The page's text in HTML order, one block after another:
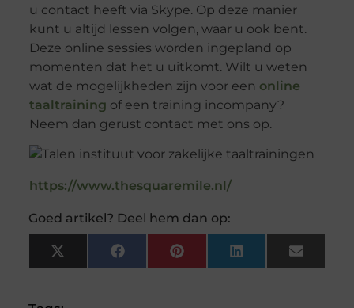
u contact heeft via Skype. Op deze manier
kunt u altijd lessen volgen, waar u ook bent.
Deze online sessies worden ingepland op
momenten dat het u uitkomt. Wilt u weten
wat de mogelijkheden zijn voor een online
taaltraining of een training incompany?
Neem dan gerust contact met ons op.
https://www.thesquaremile.nl/
Goed artikel? Deel hem dan op:
X
(Twitter)
FacebookPinterestLinkedInEmail